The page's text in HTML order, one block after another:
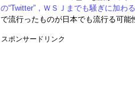
の“Twitter”，ＷＳＪまでも騒ぎに加わ
で流行ったものが日本でも流行る可
スポンサードリンク